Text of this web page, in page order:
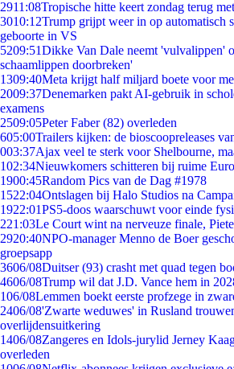
2911:08Tropische hitte keert zondag terug
3010:12Trump grijpt weer in op automatisch
geboorte in VS
5209:51Dikke Van Dale neemt 'vulvalippen'
schaamlippen doorbreken'
1309:40Meta krijgt half miljard boete voor
2009:37Denemarken pakt AI-gebruik in
examens
2509:05Peter Faber (82) overleden
605:00Trailers kijken: de bioscoopreleases
003:37Ajax veel te sterk voor Shelbourne,
102:34Nieuwkomers schitteren bij ruime
1900:45Random Pics van de Dag #1978
1522:04Ontslagen bij Halo Studios na
1922:01PS5-doos waarschuwt voor einde
221:03Le Court wint na nerveuze finale,
2920:40NPO-manager Menno de Boer
groepsapp
3606/08Duitser (93) crasht met quad tegen
4606/08Trump wil dat J.D. Vance hem in
106/08Lemmen boekt eerste profzege in
2406/08'Zwarte weduwes' in Rusland
overlijdensuitkering
1406/08Zangeres en Idols-jurylid Jerney
overleden